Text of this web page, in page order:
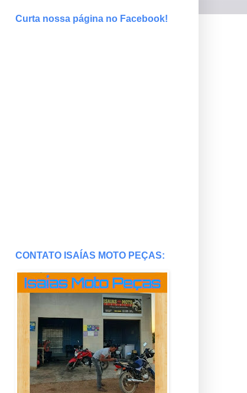
Curta nossa página no Facebook!
CONTATO ISAÍAS MOTO PEÇAS: